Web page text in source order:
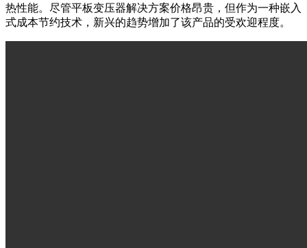
热性能。尽管平板变压器解决方案价格昂贵，但作为一种嵌入
式成本节约技术，新兴的趋势增加了该产品的受欢迎程度。